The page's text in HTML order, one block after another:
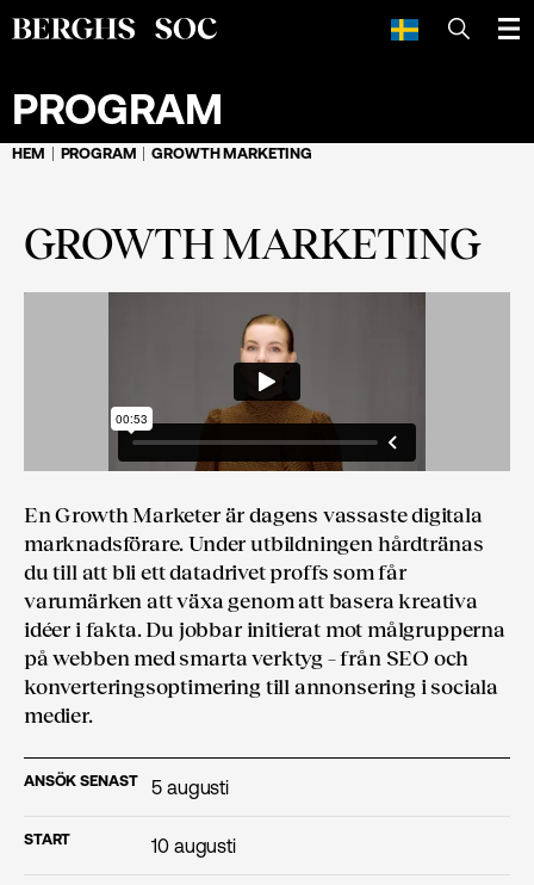
SÖK
PROGRAM
HEM PROGRAM GROWTH MARKETING
GROWTH MARKETING
En Growth Marketer är dagens vassaste digitala
marknadsförare. Under utbildningen hårdtränas
du till att bli ett datadrivet proffs som får
varumärken att växa genom att basera kreativa
idéer i fakta. Du jobbar initierat mot målgrupperna
på webben med smarta verktyg – från SEO och
konverteringsoptimering till annonsering i sociala
medier.
ANSÖK SENAST 5 augusti
START 10 augusti